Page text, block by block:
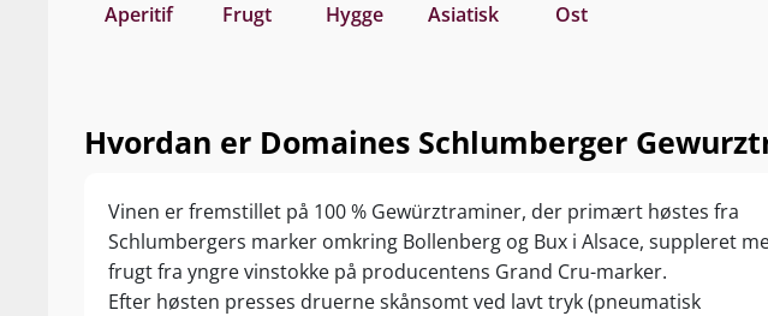
Aperitif Frugt Hygge Asiatisk Ost
Hvordan er Domaines Schlumberger
Vinen er fremstillet på 100 % Gewürztraminer, der primært høstes fra
Schlumbergers marker omkring Bollenberg og Bux i Alsace, suppleret
frugt fra yngre vinstokke på producentens Grand Cru-marker.
Efter høsten presses druerne skånsomt ved lavt tryk (pneumatisk